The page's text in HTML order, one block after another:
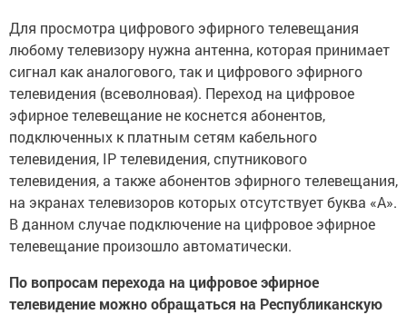
Для просмотра цифрового эфирного телевещания
любому телевизору нужна антенна, которая принимает
сигнал как аналогового, так и цифрового эфирного
телевидения (всеволновая). Переход на цифровое
эфирное телевещание не коснется абонентов,
подключенных к платным сетям кабельного
телевидения, IP телевидения, спутникового
телевидения, а также абонентов эфирного телевещания,
на экранах телевизоров которых отсутствует буква «А».
В данном случае подключение на цифровое эфирное
телевещание произошло автоматически.
По вопросам перехода на цифровое эфирное
телевидение можно обращаться на Республиканскую